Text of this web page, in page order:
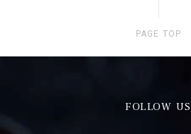
PAGE TOP
FOLLOW US